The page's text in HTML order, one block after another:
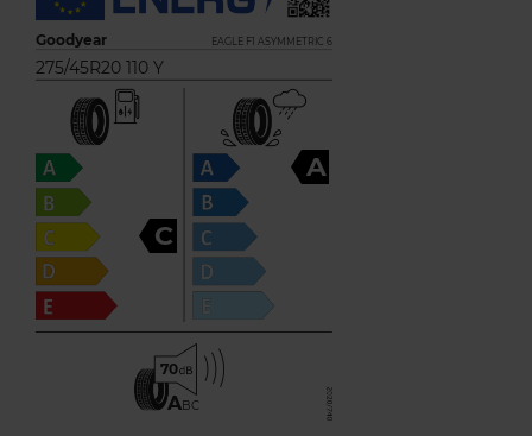
Goodyear EAGLE F1 ASYMMETRIC 6
275/45R20 110 Y
C
A
70
ABC